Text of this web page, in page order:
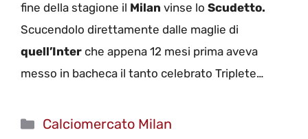
fine della stagione il Milan vinse lo Scudetto.
Scucendolo direttamente dalle maglie di
quell’Inter che appena 12 mesi prima aveva
messo in bacheca il tanto celebrato Triplete…
Categorie
Calciomercato Milan